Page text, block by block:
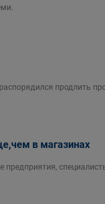
продлить
в магазинах
предприятия,